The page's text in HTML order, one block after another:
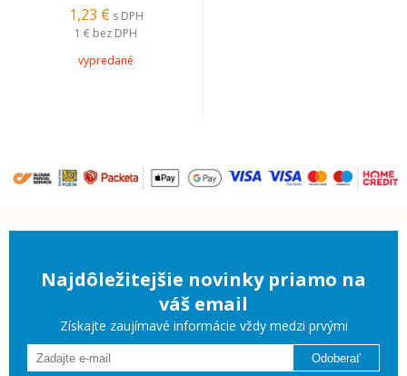
1,23 € s DPH
1 € bez DPH
vypredané
Najdôležitejšie novinky priamo na
váš email
Získajte zaujímavé informácie vždy medzi prvými
Odoberať